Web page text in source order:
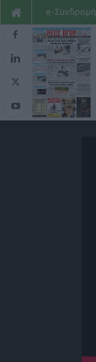
e-Συνδρομή